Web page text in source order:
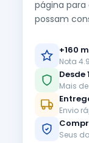
página
possam
+160
Nota
Desde
Mais
Envio
Seus